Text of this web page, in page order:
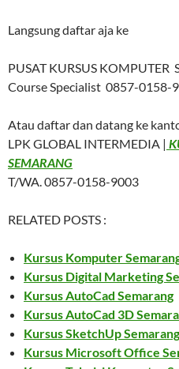
Langsung daftar aja ke
PUSAT KURSUS
Course Specialist 0857-0158-
Atau daftar dan datang ke
LPK GLOBAL INTERMEDIA |
SEMARANG
T/WA. 0857-0158-9003
RELATED POSTS :
Kursus Komputer
Kursus Digital Marketing
Kursus AutoCad Semarang
Kursus AutoCad 3D
Kursus SketchUp Semarang
Kursus Microsoft Office